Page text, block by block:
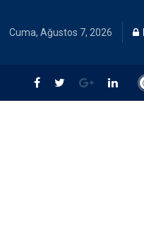
Cuma, Ağustos 7, 2026